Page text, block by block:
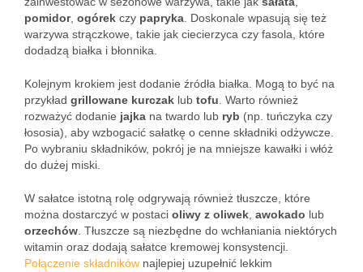
pomidor, ogórek czy papryka . Doskonale wpasują się też
warzywa strączkowe, takie jak ciecierzyca czy fasola, które
dodadzą białka i błonnika.
Kolejnym krokiem jest dodanie źródła białka. Mogą to być na
przykład grillowane kurczak lub tofu . Warto również
rozważyć dodanie jajka na twardo lub ryb (np. tuńczyka czy
łososia), aby wzbogacić sałatkę o cenne składniki odżywcze.
Po wybraniu składników, pokrój je na mniejsze kawałki i włóż
do dużej miski.
W sałatce istotną rolę odgrywają również tłuszcze, które
można dostarczyć w postaci oliwy z oliwek awokado lub
orzechów . Tłuszcze są niezbędne do wchłaniania niektórych
witamin oraz dodają sałatce kremowej konsystencji.
Połączenie składników najlepiej uzupełnić lekkim